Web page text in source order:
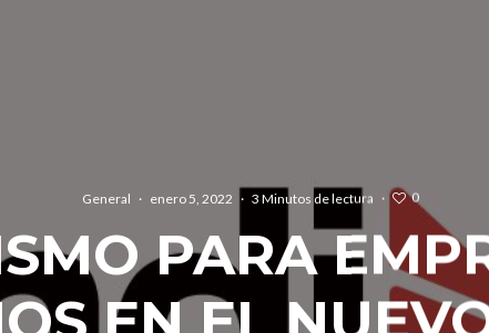
General · enero 5, 2022 · 3 Minutos de lectura · 0
PARA